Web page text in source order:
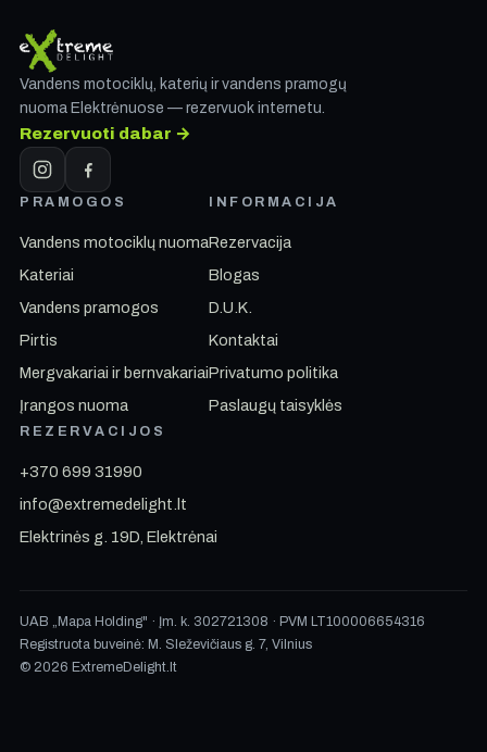
Vandens motociklų, katerių ir vandens pramogų
nuoma Elektrėnuose — rezervuok internetu.
Rezervuoti dabar →
PRAMOGOS
Vandens motociklų nuoma
Kateriai
Vandens pramogos
Pirtis
Mergvakariai ir bernvakariai
Įrangos nuoma
INFORMACIJA
Rezervacija
Blogas
D.U.K.
Kontaktai
Privatumo politika
Paslaugų taisyklės
REZERVACIJOS
+370 699 31990
info@extremedelight.lt
Elektrinės g. 19D, Elektrėnai
UAB „Mapa Holding" · Įm. k. 302721308 · PVM LT100006654316
Registruota buveinė: M. Sleževičiaus g. 7, Vilnius
© 2026 ExtremeDelight.lt